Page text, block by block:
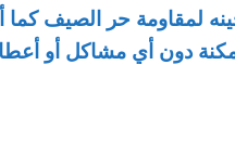
لمقاومة حر الصيف
دون أي مشاكل أو